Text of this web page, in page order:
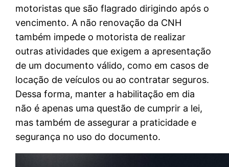
motoristas que são flagrado dirigindo após o
vencimento. A não renovação da CNH
também impede o motorista de realizar
outras atividades que exigem a apresentação
de um documento válido, como em casos de
locação de veículos ou ao contratar seguros.
Dessa forma, manter a habilitação em dia
não é apenas uma questão de cumprir a lei,
mas também de assegurar a praticidade e
segurança no uso do documento.